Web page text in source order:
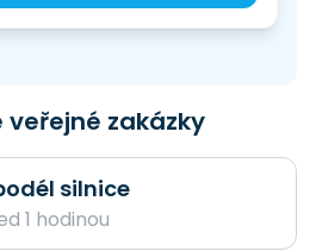
veřejné zakázky
silnice
1 hodinou